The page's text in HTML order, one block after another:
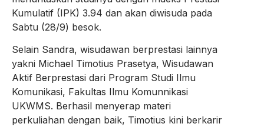
Kumulatif (IPK) 3.94 dan akan diwisuda pada
Sabtu (28/9) besok.
Selain Sandra, wisudawan berprestasi lainnya
yakni Michael Timotius Prasetya, Wisudawan
Aktif Berprestasi dari Program Studi Ilmu
Komunikasi, Fakultas Ilmu Komunnikasi
UKWMS. Berhasil menyerap materi
perkuliahan dengan baik, Timotius kini berkarir